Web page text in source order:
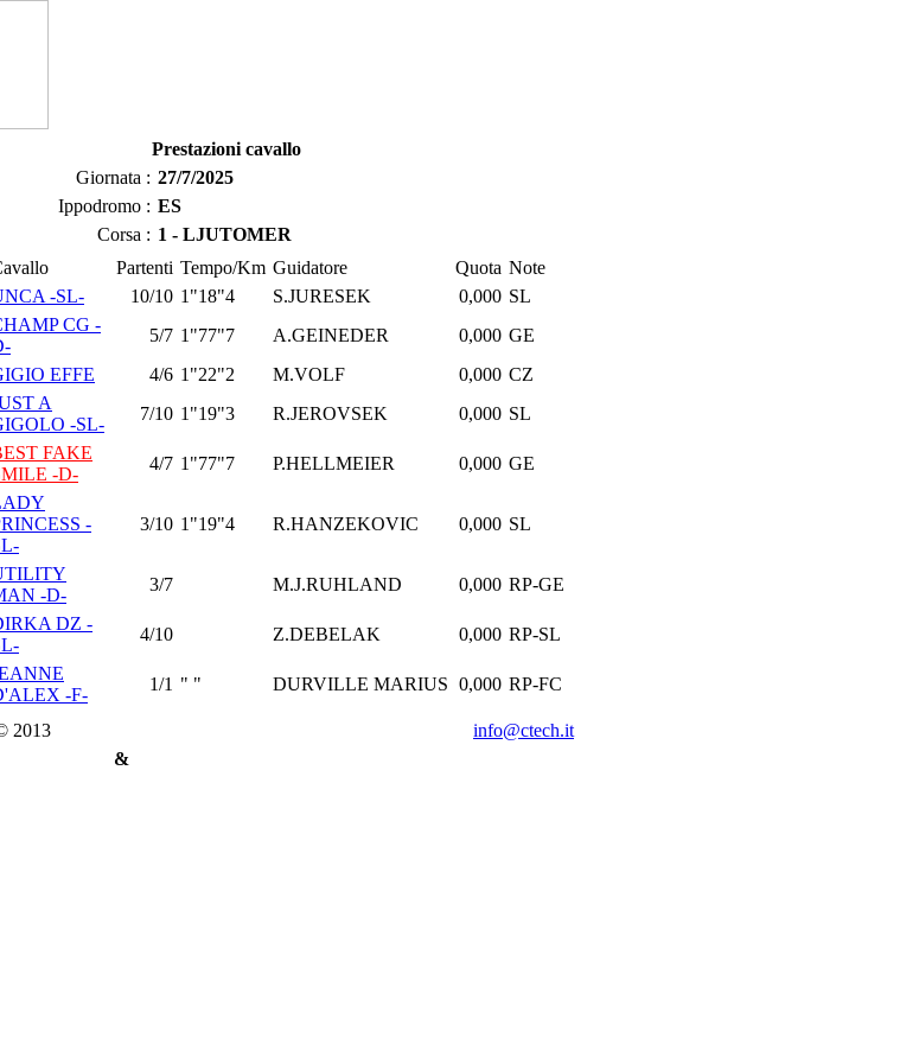
Prestazioni cavallo
Giornata : 27/7/2025
Ippodromo : ES
Corsa : 1 - LJUTOMER
Partenti Tempo/Km Guidatore Quota Note
-SL- 10/10 1"18"4 S.JURESEK 0,000 SL
CG -
5/7 1"77"7 A.GEINEDER 0,000 GE
EFFE 4/6 1"22"2 M.VOLF 0,000 CZ
A
-SL-
7/10 1"19"3 R.JEROVSEK 0,000 SL
FAKE
-D-
4/7 1"77"7 P.HELLMEIER 0,000 GE
-
3/10 1"19"4 R.HANZEKOVIC 0,000 SL
-D-
3/7 M.J.RUHLAND 0,000 RP-GE
DZ -
4/10 Z.DEBELAK 0,000 RP-SL
-F-
1/1 " " DURVILLE MARIUS 0,000 RP-FC
2013
info@ctech.it
&